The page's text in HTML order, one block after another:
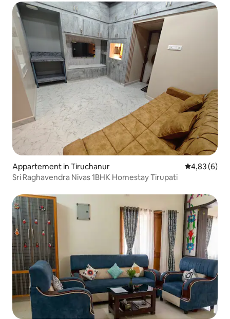
Appartement in Tiruchanur Gemiddelde
4,83 (6)
Sri Raghavendra Nivas 1BHK Homestay Tirupati